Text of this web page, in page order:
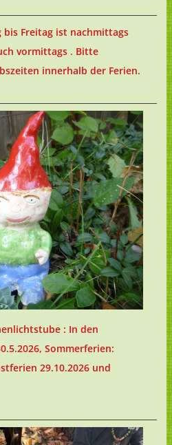
Freitag ist nachmittags
vormittags . Bitte
innerhalb der Ferien.
: In den
Sommerferien:
29.10.2026 und